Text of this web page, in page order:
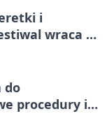
i
wraca z
do
procedury i